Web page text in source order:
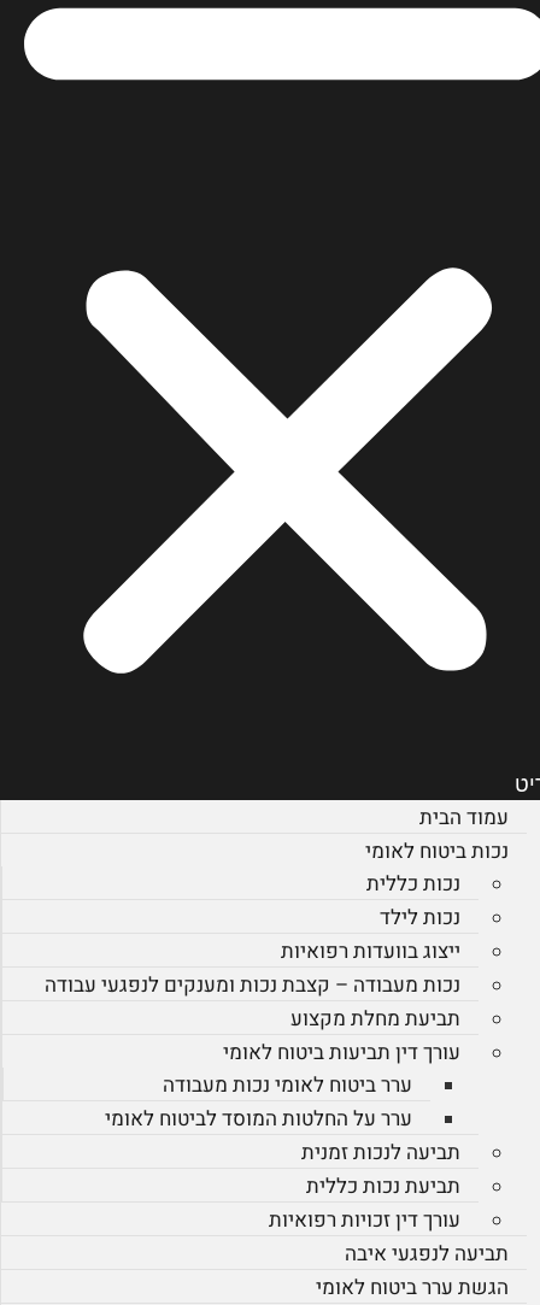
עמוד הבית
נכות ביטוח לאומי
נכות כללית
נכות לילד
ייצוג בוועדות רפואיות
נכות מעבודה – קצבת נכות ומענקים לנפגעי עבודה
תביעת מחלת מקצוע
עורך דין תביעות ביטוח לאומי
ערר ביטוח לאומי נכות מעבודה
ערר על החלטות המוסד לביטוח לאומי
תביעה לנכות זמנית
תביעת נכות כללית
עורך דין זכויות רפואיות
תביעה לנפגעי איבה
הגשת ערר ביטוח לאומי